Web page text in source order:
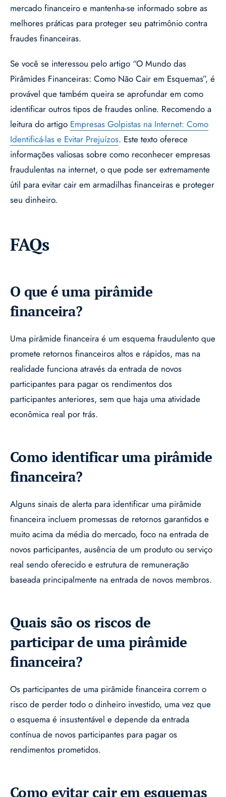
mercado financeiro e mantenha-se informado sobre as
melhores práticas para proteger seu patrimônio contra
fraudes financeiras.
Se você se interessou pelo artigo “O Mundo das
Pirâmides Financeiras: Como Não Cair em Esquemas”, é
provável que também queira se aprofundar em como
identificar outros tipos de fraudes online. Recomendo a
leitura do artigo Empresas Golpistas na Internet: Como
Identificá-las e Evitar Prejuízos. Este texto oferece
informações valiosas sobre como reconhecer empresas
fraudulentas na internet, o que pode ser extremamente
útil para evitar cair em armadilhas financeiras e proteger
seu dinheiro.
FAQs
O que é uma pirâmide
financeira?
Uma pirâmide financeira é um esquema fraudulento que
promete retornos financeiros altos e rápidos, mas na
realidade funciona através da entrada de novos
participantes para pagar os rendimentos dos
participantes anteriores, sem que haja uma atividade
econômica real por trás.
Como identificar uma pirâmide
financeira?
Alguns sinais de alerta para identificar uma pirâmide
financeira incluem promessas de retornos garantidos e
muito acima da média do mercado, foco na entrada de
novos participantes, ausência de um produto ou serviço
real sendo oferecido e estrutura de remuneração
baseada principalmente na entrada de novos membros.
Quais são os riscos de
participar de uma pirâmide
financeira?
Os participantes de uma pirâmide financeira correm o
risco de perder todo o dinheiro investido, uma vez que
o esquema é insustentável e depende da entrada
contínua de novos participantes para pagar os
rendimentos prometidos.
Como evitar cair em esquemas